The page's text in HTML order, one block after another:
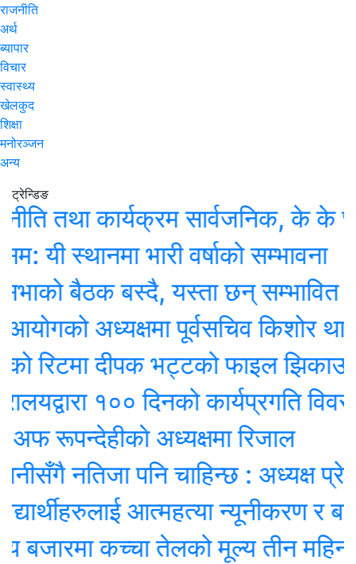
राजनीति
अर्थ
ब्यापार
विचार
स्वास्थ्य
खेलकुद
शिक्षा
मनोरञ्जन
अन्य
ट्रेन्डिङ
तथा कार्यक्रम सार्वजनिक, के के छन्
भारी वर्षाको सम्भावना
बैठक बस्दै, यस्ता छन् सम्भावित
अध्यक्षमा पूर्वसचिव किशोर थापा
दीपक भट्टको फाइल झिकाउन
१०० दिनको कार्यप्रगति विवरण
अध्यक्षमा रिजाल
नतिजा पनि चाहिन्छ : अध्यक्ष प्रेम
आत्महत्या न्यूनीकरण र बाल
कच्चा तेलको मूल्य तीन महिनाकै